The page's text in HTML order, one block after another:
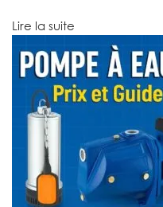
Lire la suite